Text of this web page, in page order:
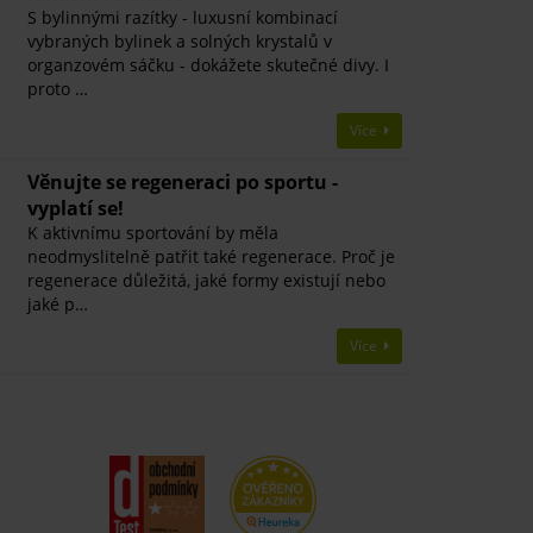
S bylinnými razítky - luxusní kombinací
vybraných bylinek a solných krystalů v
organzovém sáčku - dokážete skutečné divy. I
proto …
Více
Věnujte se regeneraci po sportu -
vyplatí se!
K aktivnímu sportování by měla
neodmyslitelně patřit také regenerace. Proč je
regenerace důležitá, jaké formy existují nebo
jaké p…
Více